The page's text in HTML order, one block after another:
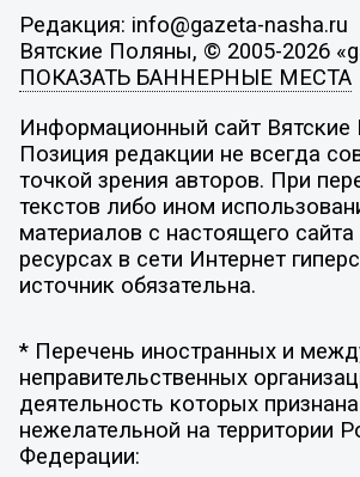
Редакция: info@gazeta-nasha.ru
Вятские Поляны, © 2005-2026
ПОКАЗАТЬ БАННЕРНЫЕ МЕСТА
Информационный сайт
Позиция редакции не всегда
точкой зрения авторов. При
текстов либо ином
материалов с настоящего
ресурсах в сети Интернет
источник обязательна.
* Перечень иностранных и
неправительственных
деятельность которых признана
нежелательной на территории
Федерации: